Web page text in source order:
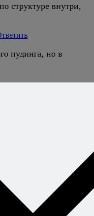
структуре внутри,
пудинга, но в
из формочек и
получились. ;)